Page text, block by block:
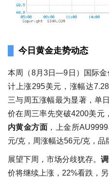
今日黄金走势动态
本周（8月3日—9日）国际金
计上涨295美元，涨幅达
三与周五涨幅最为显著，单
价在周三率先突破4200美元
内黄金方面 ，上金所
元/克，周涨幅达56元/克，品
展望下周，市场分歧犹存。
价将继续上涨，22%看跌，